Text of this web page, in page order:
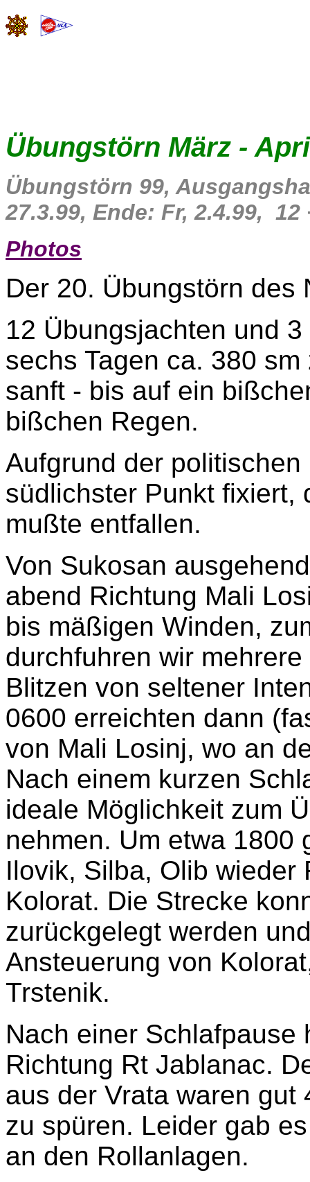
Übungstörn März -
Übungstörn 99,
27.3.99, Ende: Fr, 2.4.99,
Photos
Der 20. Übungstörn des
12 Übungsjachten und
sechs Tagen ca. 380
sanft - bis auf ein
bißchen Regen.
Aufgrund der
südlichster Punkt fixiert,
mußte entfallen.
Von Sukosan
abend Richtung Mali
bis mäßigen Winden,
durchfuhren wir
Blitzen von seltener
0600 erreichten dann
von Mali Losinj, wo an
Nach einem kurzen
ideale Möglichkeit zum
nehmen. Um etwa 1800
Ilovik, Silba, Olib wieder
Kolorat. Die Strecke
zurückgelegt werden
Ansteuerung von
Trstenik.
Nach einer Schlafpause
Richtung Rt Jablanac.
aus der Vrata waren
zu spüren. Leider gab
an den Rollanlagen.